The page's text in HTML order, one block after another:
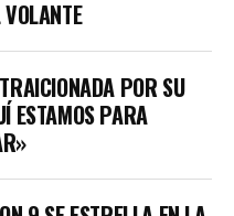
POR SU
ESTAMOS PARA